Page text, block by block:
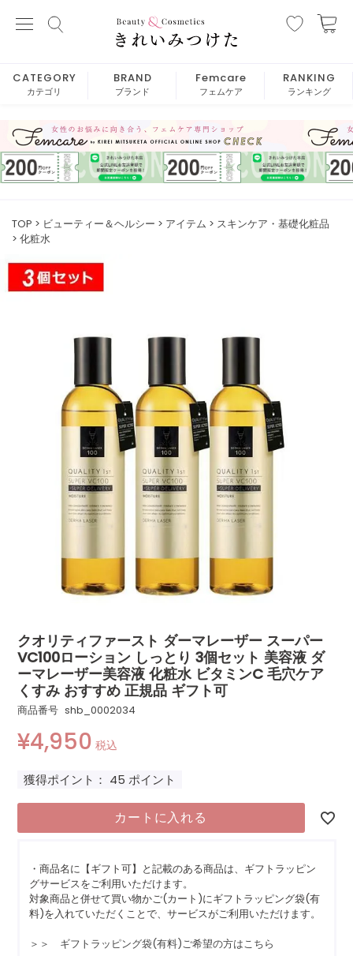
CATEGORY
カテゴリ
BRAND
ブランド
Femcare
フェムケア
RANKING
ランキング
TOP ビューティー＆ヘルシー アイテム
スキンケア・基礎化粧品
化粧水
クオリティファースト ダーマレーザー スーパー
VC100ローション しっとり 3個セット 美容液 ダ
ーマレーザー美容液 化粧水 ビタミンC 毛穴ケア
くすみ おすすめ 正規品 ギフト可
商品番号 shb_0002034
¥4,950 税込
獲得ポイント： 45 ポイント
カートに入れる
・商品名に【ギフト可】と記載のある商品は、ギフトラッピン
グサービスをご利用いただけます。
対象商品と併せて買い物かご(カート)にギフトラッピング袋(有
料)を入れていただくことで、サービスがご利用いただけます。
＞＞ ギフトラッピング袋(有料)ご希望の方はこちら